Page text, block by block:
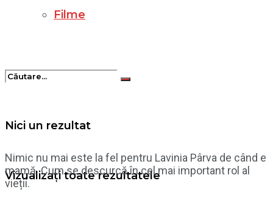
Filme
Nici un rezultat
Vizualizați toate rezultatele
Nimic nu mai este la fel pentru Lavinia Pârva de când e
mamă. Cum se descurcă în cel mai important rol al
vieții.